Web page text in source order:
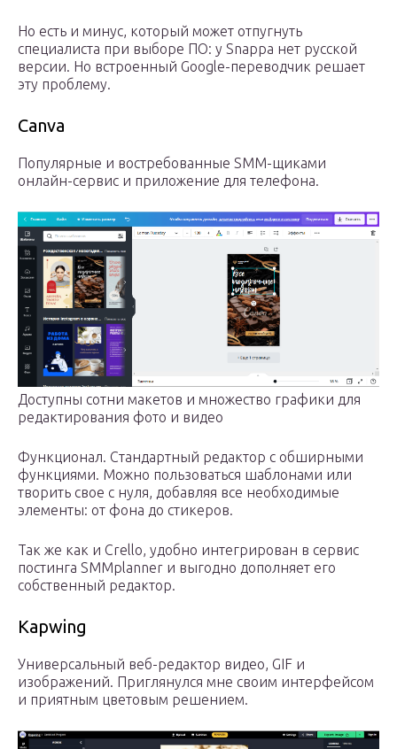
Но есть и минус, который может отпугнуть
специалиста при выборе ПО: у Snappa нет русской
версии. Но встроенный Google-переводчик решает
эту проблему.
Canva
Популярные и востребованные SMM-щиками
онлайн-сервис и приложение для телефона.
Доступны сотни макетов и множество графики для
редактирования фото и видео
Функционал. Стандартный редактор с обширными
функциями. Можно пользоваться шаблонами или
творить свое с нуля, добавляя все необходимые
элементы: от фона до стикеров.
Так же как и Crello, удобно интегрирован в сервис
постинга SMMplanner и выгодно дополняет его
собственный редактор.
Kapwing
Универсальный веб-редактор видео, GIF и
изображений. Приглянулся мне своим интерфейсом
и приятным цветовым решением.